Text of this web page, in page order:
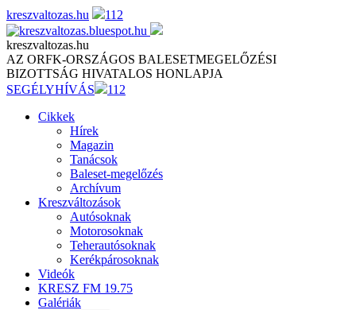
Skip
to
content
kreszvaltozas.hu 112
kreszvaltozas.hu
AZ ORFK-ORSZÁGOS BALESETMEGELŐZÉSI
BIZOTTSÁG HIVATALOS HONLAPJA
SEGÉLYHÍVÁS
112
Cikkek
Hírek
Magazin
Tanácsok
Baleset-megelőzés
Archívum
Kreszváltozások
Autósoknak
Motorosoknak
Teherautósoknak
Kerékpárosoknak
Videók
KRESZ FM 19.75
Galériák